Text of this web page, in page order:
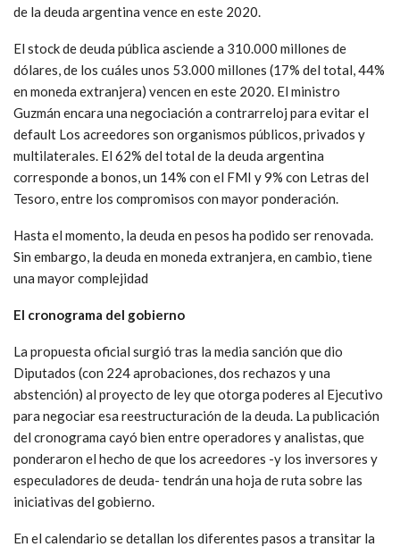
de la deuda argentina vence en este 2020.
El stock de deuda pública asciende a 310.000 millones de
dólares, de los cuáles unos 53.000 millones (17% del total, 44%
en moneda extranjera) vencen en este 2020. El ministro
Guzmán encara una negociación a contrarreloj para evitar el
default Los acreedores son organismos públicos, privados y
multilaterales. El 62% del total de la deuda argentina
corresponde a bonos, un 14% con el FMI y 9% con Letras del
Tesoro, entre los compromisos con mayor ponderación.
Hasta el momento, la deuda en pesos ha podido ser renovada.
Sin embargo, la deuda en moneda extranjera, en cambio, tiene
una mayor complejidad
El cronograma del gobierno
La propuesta oficial surgió tras la media sanción que dio
Diputados (con 224 aprobaciones, dos rechazos y una
abstención) al proyecto de ley que otorga poderes al Ejecutivo
para negociar esa reestructuración de la deuda. La publicación
del cronograma cayó bien entre operadores y analistas, que
ponderaron el hecho de que los acreedores -y los inversores y
especuladores de deuda- tendrán una hoja de ruta sobre las
iniciativas del gobierno.
En el calendario se detallan los diferentes pasos a transitar la